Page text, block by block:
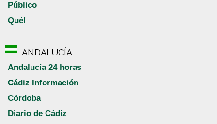
Público
Qué!
ANDALUCÍA
Andalucía 24 horas
Cádiz Información
Córdoba
Diario de Cádiz